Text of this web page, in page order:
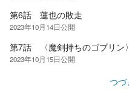
第6話 蓮也の敗走
2023年10月14日公開
第7話 〈魔剣持ちのゴブリン〉
2023年10月15日公開
つ